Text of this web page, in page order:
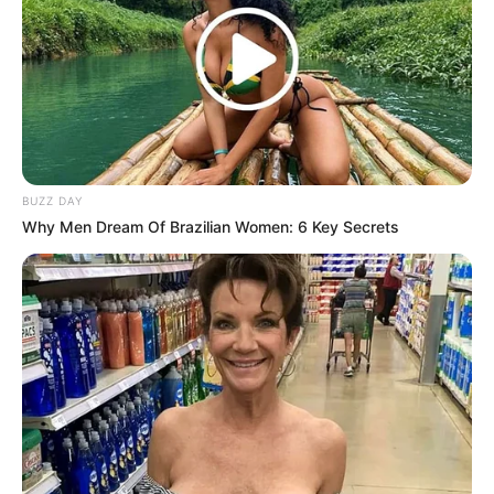
Es mag seltsam klingen, aber lassen Sie mich
erklären, warum ich das tue. Die Feiertage sind
eine Zeit der Freude, des Zusammenseins und
der Feierlichkeiten. Aber sie bringen auch oft
eine Fülle von Vorbereitungen mit sich, darunter
das Reinigen des Hauses für Gäste, das
Kochen von Festmahlzeiten und das
Arrangieren von Dekorationen. Inmitten all
dieser Aktivitäten kann es leicht passieren,
dass der Duft von Frische und Sauberkeit
manchmal verloren geht, besonders in einem
Raum wie der Toilette, der oft vernachlässigt
wird.
BUZZ DAY
Why Men Dream Of Brazilian Women: 6 Key Secrets